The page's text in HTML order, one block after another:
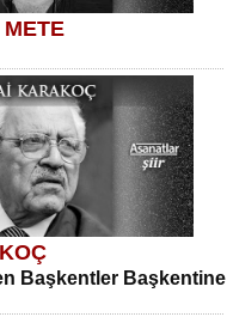
Özgürlüğe…...
Başkentler Başkentine